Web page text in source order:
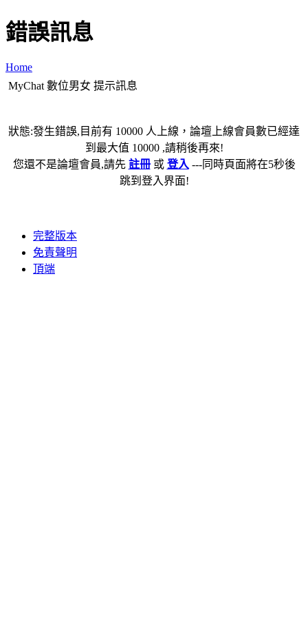
錯誤訊息
Home
MyChat 數位男女 提示訊息
狀態:發生錯誤,目前有 10000 人上線，論壇上線會員數已經達
到最大值 10000 ,請稍後再來!
您還不是論壇會員,請先 註冊或 登入 ---同時頁面將在5秒後
跳到登入界面!
完整版本
免責聲明
頂端